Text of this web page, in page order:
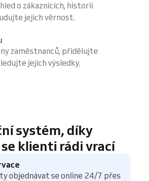
o zákaznících, historii
jejich věrnost.
zaměstnanců, přidělujte
jejich výsledky.
systém, díky
klienti rádi vrací
objednávat se online 24/7 přes